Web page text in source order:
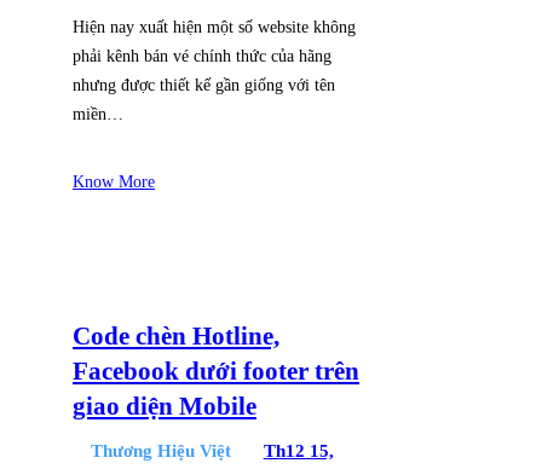
Hiện nay xuất hiện một số website không
phải kênh bán vé chính thức của hãng
nhưng được thiết kế gần giống với tên
miền…
Know More
Code chèn Hotline,
Facebook dưới footer trên
giao diện Mobile
Thương Hiệu Việt
Th12 15,